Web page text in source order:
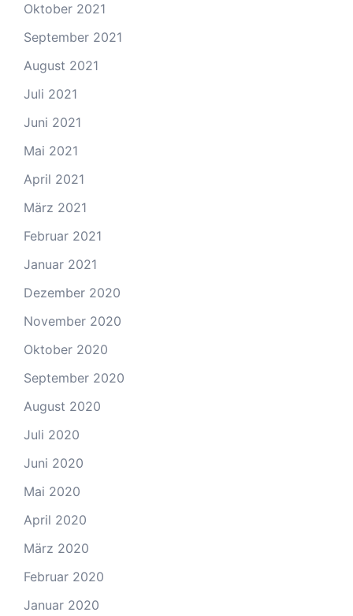
Oktober 2021
September 2021
August 2021
Juli 2021
Juni 2021
Mai 2021
April 2021
März 2021
Februar 2021
Januar 2021
Dezember 2020
November 2020
Oktober 2020
September 2020
August 2020
Juli 2020
Juni 2020
Mai 2020
April 2020
März 2020
Februar 2020
Januar 2020